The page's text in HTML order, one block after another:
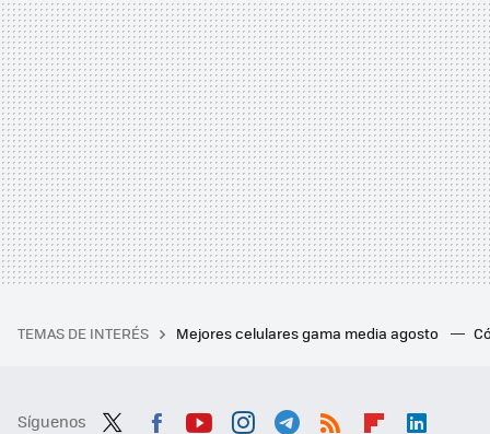
TEMAS DE INTERÉS Mejores celulares gama media agosto
Síguenos